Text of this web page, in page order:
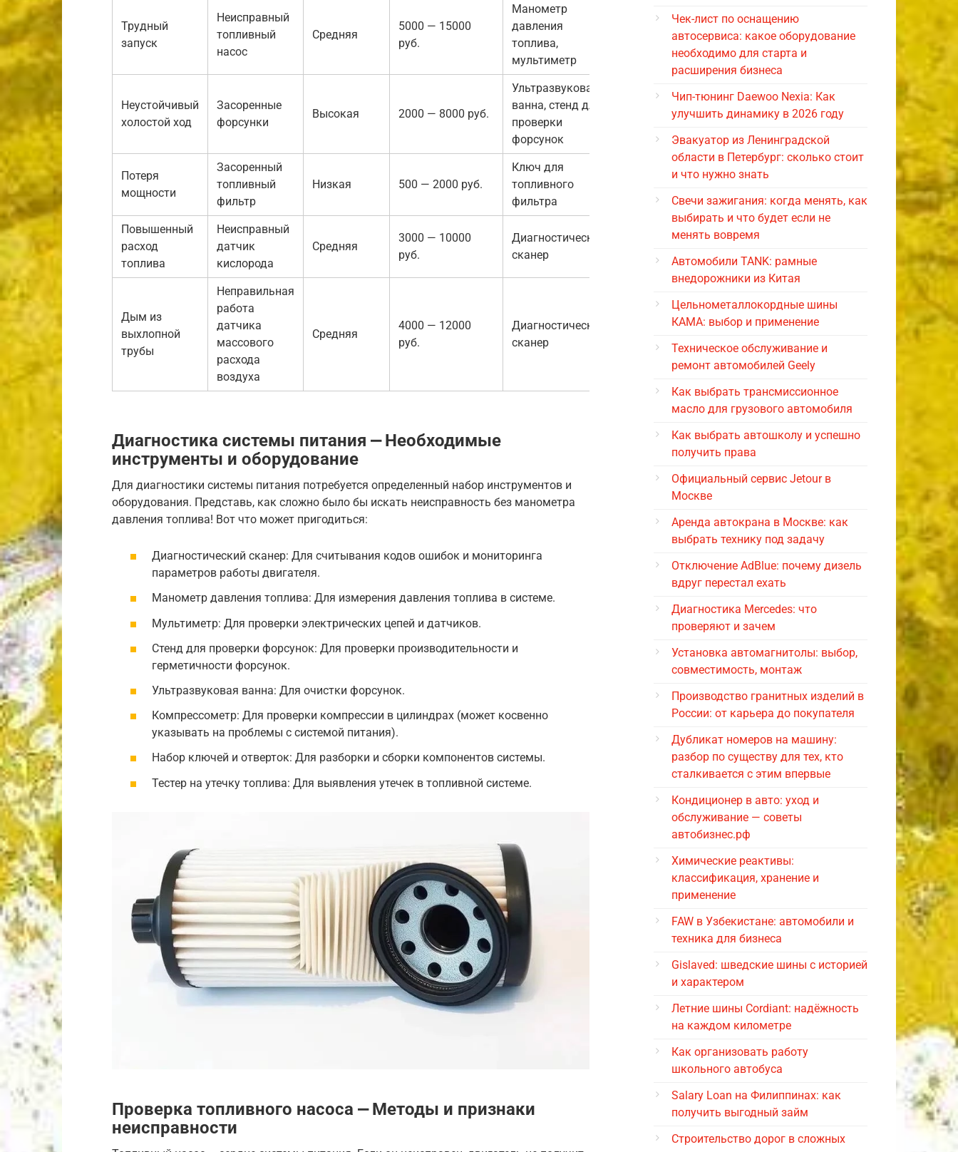
Трудный
запуск
Неисправный
топливный
насос
Средняя
5000 — 15000
руб.
Манометр
давления
топлива,
мультиметр
Неустойчивый
холостой ход
Засоренные
форсунки
Высокая 2000 — 8000 руб.
Ультразвуковая
ванна, стенд для
проверки
форсунок
Потеря
мощности
Засоренный
топливный
фильтр
Низкая 500 — 2000 руб.
Ключ для
топливного
фильтра
Повышенный
расход
топлива
Неисправный
датчик
кислорода
Средняя
3000 — 10000
руб.
Диагностический
сканер
Дым из
выхлопной
трубы
Неправильная
работа
датчика
массового
расхода
воздуха
Средняя
4000 — 12000
руб.
Диагностический
сканер
Диагностика системы питания ⎼ Необходимые
инструменты и оборудование
Для диагностики системы питания потребуется определенный набор инструментов и
оборудования. Представь, как сложно было бы искать неисправность без манометра
давления топлива! Вот что может пригодиться:
Диагностический сканер: Для считывания кодов ошибок и мониторинга
параметров работы двигателя.
Манометр давления топлива: Для измерения давления топлива в системе.
Мультиметр: Для проверки электрических цепей и датчиков.
Стенд для проверки форсунок: Для проверки производительности и
герметичности форсунок.
Ультразвуковая ванна: Для очистки форсунок.
Компрессометр: Для проверки компрессии в цилиндрах (может косвенно
указывать на проблемы с системой питания).
Набор ключей и отверток: Для разборки и сборки компонентов системы.
Тестер на утечку топлива: Для выявления утечек в топливной системе.
Проверка топливного насоса ⎼ Методы и признаки
неисправности
Чек-лист по оснащению
автосервиса: какое оборудование
необходимо для старта и
расширения бизнеса
Чип-тюнинг Daewoo Nexia: Как
улучшить динамику в 2026 году
Эвакуатор из Ленинградской
области в Петербург: сколько стоит
и что нужно знать
Свечи зажигания: когда менять, как
выбирать и что будет если не
менять вовремя
Автомобили TANK: рамные
внедорожники из Китая
Цельнометаллокордные шины
КАМА: выбор и применение
Техническое обслуживание и
ремонт автомобилей Geely
Как выбрать трансмиссионное
масло для грузового автомобиля
Как выбрать автошколу и успешно
получить права
Официальный сервис Jetour в
Москве
Аренда автокрана в Москве: как
выбрать технику под задачу
Отключение AdBlue: почему дизель
вдруг перестал ехать
Диагностика Mercedes: что
проверяют и зачем
Установка автомагнитолы: выбор,
совместимость, монтаж
Производство гранитных изделий в
России: от карьера до покупателя
Дубликат номеров на машину:
разбор по существу для тех, кто
сталкивается с этим впервые
Кондиционер в авто: уход и
обслуживание — советы
автобизнес.рф
Химические реактивы:
классификация, хранение и
применение
FAW в Узбекистане: автомобили и
техника для бизнеса
Gislaved: шведские шины с историей
и характером
Летние шины Cordiant: надёжность
на каждом километре
Как организовать работу
школьного автобуса
Salary Loan на Филиппинах: как
получить выгодный займ
Строительство дорог в сложных